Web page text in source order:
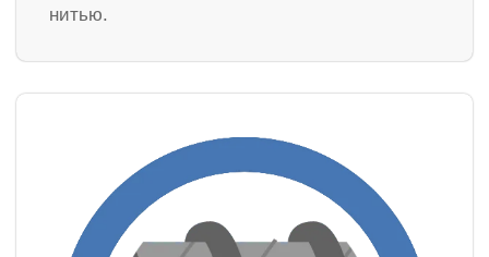
нитью.